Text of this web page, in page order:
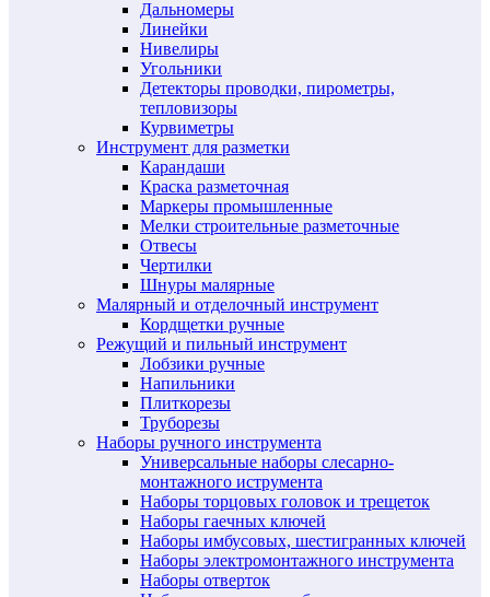
Дальномеры
Линейки
Нивелиры
Угольники
Детекторы проводки, пирометры,
тепловизоры
Курвиметры
Инструмент для разметки
Карандаши
Краска разметочная
Маркеры промышленные
Мелки строительные разметочные
Отвесы
Чертилки
Шнуры малярные
Малярный и отделочный инструмент
Кордщетки ручные
Режущий и пильный инструмент
Лобзики ручные
Напильники
Плиткорезы
Труборезы
Наборы ручного инструмента
Универсальные наборы слесарно-
монтажного иструмента
Наборы торцовых головок и трещеток
Наборы гаечных ключей
Наборы имбусовых, шестигранных ключей
Наборы электромонтажного инструмента
Наборы отверток